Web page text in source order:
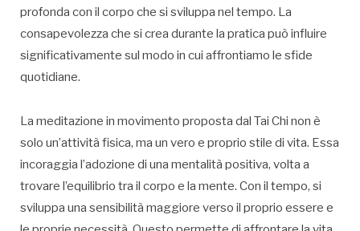
profonda con il corpo che si sviluppa nel tempo. La
consapevolezza che si crea durante la pratica può influire
significativamente sul modo in cui affrontiamo le sfide
quotidiane.
La meditazione in movimento proposta dal Tai Chi non è
solo un’attività fisica, ma un vero e proprio stile di vita. Essa
incoraggia l’adozione di una mentalità positiva, volta a
trovare l’equilibrio tra il corpo e la mente. Con il tempo, si
sviluppa una sensibilità maggiore verso il proprio essere e